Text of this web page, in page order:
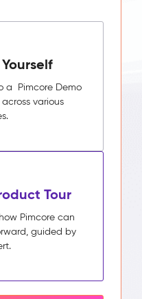
a Pimcore Demo
various
Tour
Pimcore can
guided by